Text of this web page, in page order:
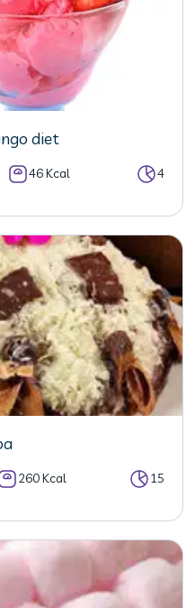
diet
46 Kcal 4
260 Kcal 15